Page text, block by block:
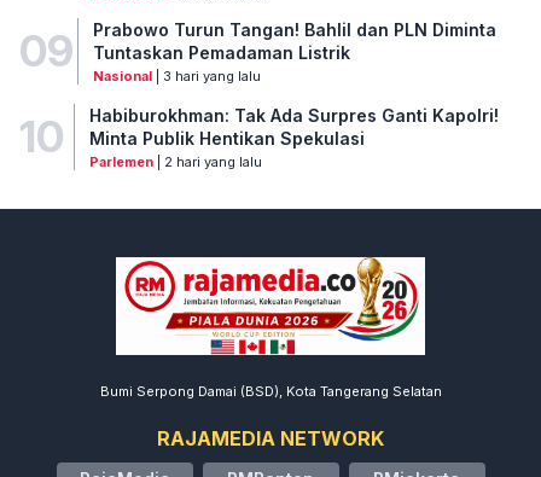
09
Prabowo Turun Tangan! Bahlil dan PLN Diminta
Tuntaskan Pemadaman Listrik
Nasional| 3 hari yang lalu
10
Habiburokhman: Tak Ada Surpres Ganti Kapolri!
Minta Publik Hentikan Spekulasi
Parlemen| 2 hari yang lalu
Bumi Serpong Damai (BSD), Kota Tangerang Selatan
RAJAMEDIA NETWORK